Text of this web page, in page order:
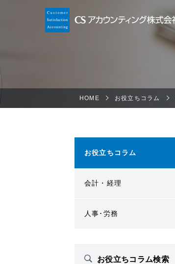
HOME お役立ちコラム
お役立ちコラム
会計・経理
人事･労務
お役立ちコラム検索